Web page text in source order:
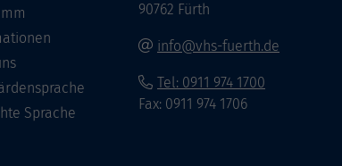
Sprache
90762 Fürth
info@vhs-fuerth.de
Tel: 0911 974 1700
Fax: 0911 974 1706